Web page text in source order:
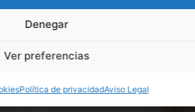
Denegar
Ver preferencias
Política de privacidadAviso Legal